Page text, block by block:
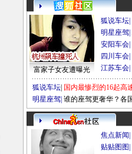
富家子女友遭曝光
狐说车坛
明星座驾
安阳车会
四川车会
江苏车会
狐说车坛 国内最惨烈的16起高
明星座驾 谁的座驾更奢华？各
焦点新闻
贴贴图图